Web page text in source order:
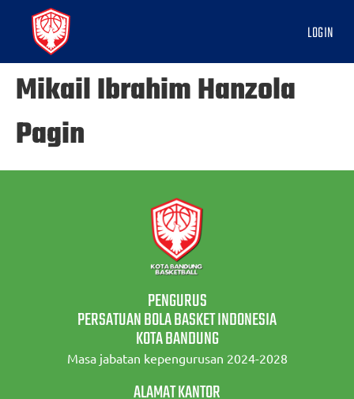
LOGIN
Mikail Ibrahim Hanzola
Pagin
PENGURUS
PERSATUAN BOLA BASKET INDONESIA
KOTA BANDUNG
Masa jabatan kepengurusan 2024-2028
ALAMAT KANTOR